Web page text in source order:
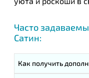
Часто
Сатин:
Как получить